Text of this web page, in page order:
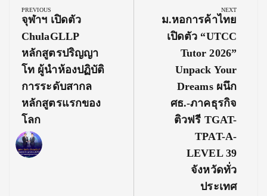
navigation
PREVIOUS
Previous
Post:
จุฬาฯ เปิดตัว
ChulaGLLP
หลักสูตรปริญญา
โท ผู้นำห้องปฏิบัติ
การระดับสากล
หลักสูตรแรกของ
โลก
NEXT
Next
Post:
ม.หอการค้าไทย
เปิดตัว “UTCC
Tutor 2026”
Unpack Your
Dreams ผนึก
ศธ.-ภาคธุรกิจ
ติวฟรี TGAT-
TPAT-A-
LEVEL 39
จังหวัดทั่ว
ประเทศ